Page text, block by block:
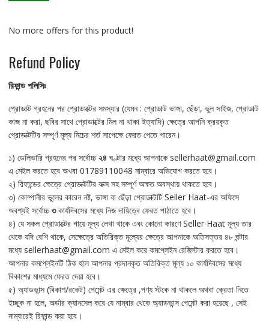
No more offers for this product!
Refund Policy
রিফান্ড পলিসিঃ
প্রোডাক্ট গ্রহনের পর প্রোডাক্টের সমস্যার (যেমন : প্রোডাক্ট ভাঙ্গা, ছেঁড়া, ভুল সাইজ, প্রোডাক্ট
কাজ না করা, ছবির সাথে প্রোডাক্টের মিল না থাকা ইত্যাদি) ক্ষেত্রে আপনি ক্রয়কৃত
প্রোডাক্টটির সম্পূর্ণ মূল্য নিচের শর্ত সাপেক্ষে ফেরত পেতে পারেন।
১) ডেলিভারি গ্রহনের পর সর্বোচ্চ২৪ ঘণ্টার মধ্যে আপনাকে sellerhaat@gmail.com
এ মেইল করতে হবে অখবা 01789110048 নাম্বারে অভিযোগ করতে হবে।
২) রিফান্ডের ক্ষেত্রে প্রোডাক্টটির বাক্স সহ সম্পূর্ণ অক্ষত অবস্থায় থাকতে হবে।
৩) কোম্পানীর ভুলের কারেন নষ্ট, ভাঙ্গা বা ছেঁড়া প্রোডাক্টটি Seller Haat-এর অফিসে
অবশ্যই সর্বোচ্চ৩কার্যদিবসের মধ্যে নিজ দায়িত্বে ফেরত পাঠাতে হবে।
৪) যে সকল প্রোডাক্টের গায়ে মূল্য লেখা থাকে এবং কোনো কারণে Seller Haat মূল্য তার
থেকে যদি বেশি থাকে, সেক্ষেত্রে অতিরিক্ত মূল্যের ক্ষেত্রে আপনাকে অতিসত্তর ৪৮ ঘন্টার
মধ্যে sellerhaat@gmail.com এ মেইল করে কমপ্লেইন রেজিস্টার করতে হবে।
আপনার কমপ্লেইনটি ঠিক হলে আপনার প্রদানকৃত অতিরিক্ত মূল্য ১০ কার্যদিবসের মধ্যে
বিকাশের মাধ্যমে ফেরত দেয়া হবে।
৫) অ্যাডভান্স (বিকাশ/রকেট) পেমেন্ট এর ক্ষেত্রে ,পণ্য স্টকে না থাকলে অথবা ক্রেতা নিতে
ইচ্ছুক না হলে, অর্ডার ক্যানসেল করে যে নাম্বার থেকে অ্যাডভান্স পেমেন্ট করা হয়েছে , সেই
নাম্বারেই রিফান্ড করা হবে।